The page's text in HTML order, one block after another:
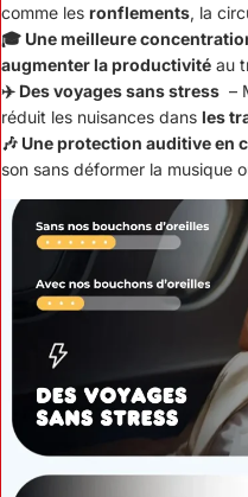
comme les ronflements, la
🎓 Une meilleure
augmenter la productivité au
✈️ Des voyages sans stress –
réduit les nuisances dans les
🎶 Une protection auditive en
son sans déformer la musique